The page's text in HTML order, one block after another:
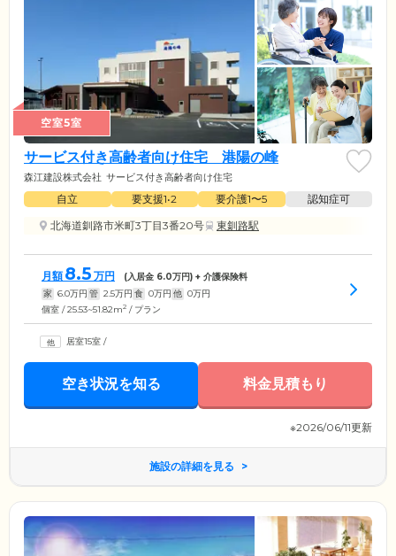
空室5室
サービス付き高齢者向け住宅 港陽の峰
森江建設株式会社 サービス付き高齢者向け住宅
自立 要支援1•2 要介護1〜5
認知症可
北海道釧路市米町3丁目3番20号
東釧路駅
月額 8.5 万円 (入居金 6.0万円) + 介護保険料
家 6.0万円 管 2.5万円 食 0万円 他 0万円
個室 / 25.53~51.82m2 / プラン
居室15室 /
空き状況を知る 料金見積もり
※2026/06/11更新
施設の詳細を見る